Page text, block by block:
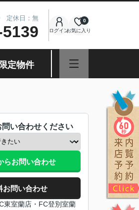
定休日：無
ログインお気に入り
0
定物件
問い合わせください
らお問い合わせ
お問い合わせ
東室蘭店・FC登別室蘭